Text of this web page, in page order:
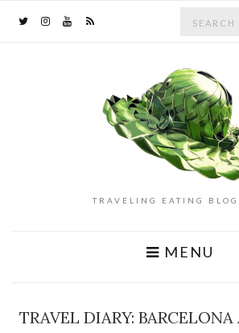
for:
TRAVELING EATING
MENU
TRAVEL DIARY: